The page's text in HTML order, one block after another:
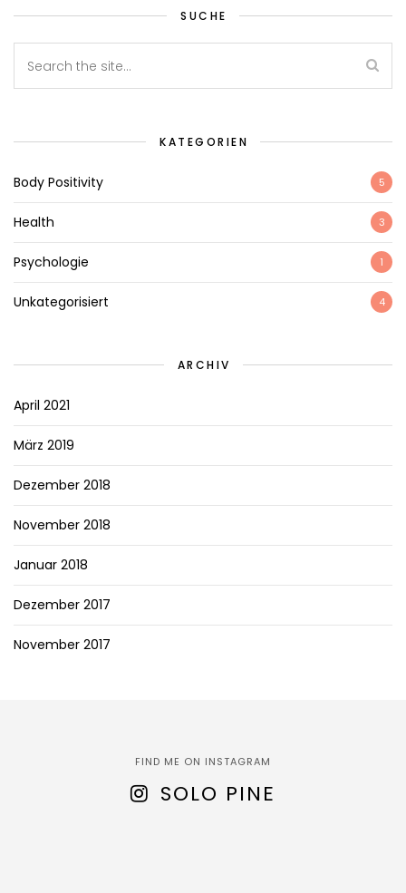
SUCHE
KATEGORIEN
Body Positivity 5
Health 3
Psychologie 1
Unkategorisiert 4
ARCHIV
April 2021
März 2019
Dezember 2018
November 2018
Januar 2018
Dezember 2017
November 2017
FIND ME ON INSTAGRAM
SOLO PINE